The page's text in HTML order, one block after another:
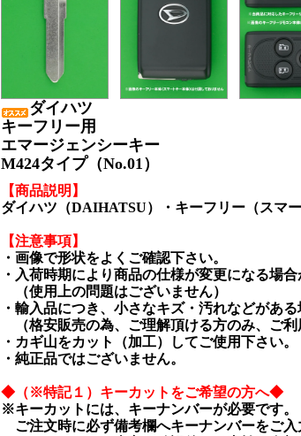
ダイハツ
キーフリー用
エマージェンシーキー
M424タイプ（No.01）
【商品説明】
ダイハツ（DAIHATSU）・キーフリー（スマ
【注意事項】
・画像で形状をよくご確認下さい。
・入荷時期により商品の仕様が変更になる場合
（使用上の問題はございません）
・輸入品につき、小さなキズ・汚れなどがある
（格安販売の為、ご理解頂ける方のみ、ご利
・カギ山をカット（加工）してご使用下さい。
・純正品ではございません。
◆（※特記１）キーカットをご希望の方へ◆
※キーカットには、キーナンバーが必要です。
ご注文時に必ず備考欄へキーナンバーをご入